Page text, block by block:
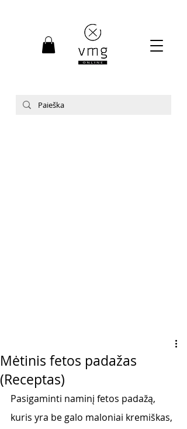
Mėtinis fetos padažas
(Receptas)
Pasigaminti naminį fetos padažą,
kuris yra be galo maloniai kremiškas,